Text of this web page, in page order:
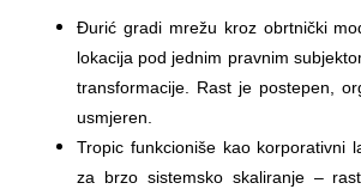
Đurić gradi mrežu kroz obrtnički
lokacija pod jednim pravnim
transformacije. Rast je postepen,
usmjeren.
Tropic funkcioniše kao korporativni
za brzo sistemsko skaliranje –